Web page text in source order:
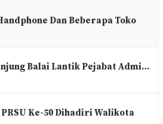
Dan Beberapa Toko
Balai Lantik Pejabat Admi…
Ke-50 Dihadiri Walikota